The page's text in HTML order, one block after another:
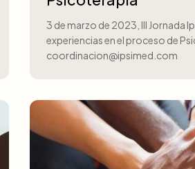
3 de marzo de 2023, III Jornada
experiencias en el proceso de
coordinacion@ipsimed.com